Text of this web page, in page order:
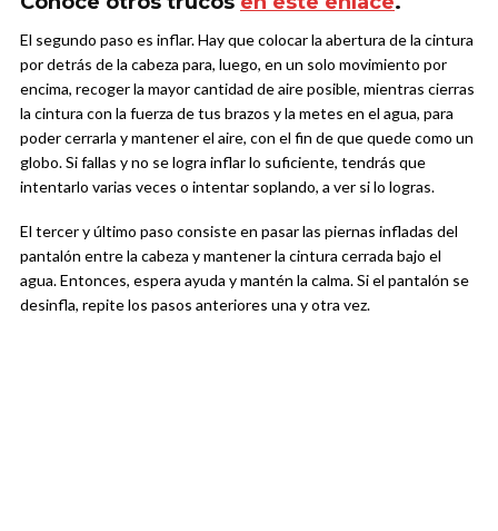
El segundo paso es inflar. Hay que colocar la abertura de la cintura
por detrás de la cabeza para, luego, en un solo movimiento por
encima, recoger la mayor cantidad de aire posible, mientras cierras
la cintura con la fuerza de tus brazos y la metes en el agua, para
poder cerrarla y mantener el aire, con el fin de que quede como un
globo. Si fallas y no se logra inflar lo suficiente, tendrás que
intentarlo varias veces o intentar soplando, a ver si lo logras.
El tercer y último paso consiste en pasar las piernas infladas del
pantalón entre la cabeza y mantener la cintura cerrada bajo el
agua. Entonces, espera ayuda y mantén la calma. Si el pantalón se
desinfla, repite los pasos anteriores una y otra vez.